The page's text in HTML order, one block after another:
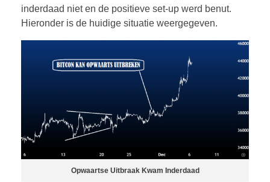
inderdaad niet en de positieve set-up werd benut.
Hieronder is de huidige situatie weergegeven.
Opwaartse Uitbraak Kwam Inderdaad